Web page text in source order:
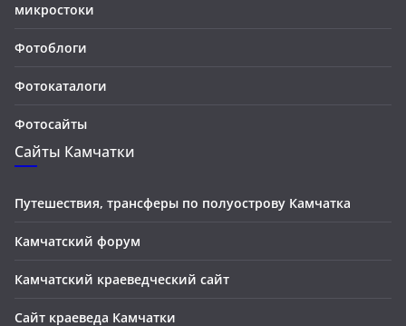
микростоки
Фотоблоги
Фотокаталоги
Фотосайты
Сайты Камчатки
Путешествия, трансферы по полуострову Камчатка
Камчатский форум
Камчатский краеведческий сайт
Сайт краеведа Камчатки